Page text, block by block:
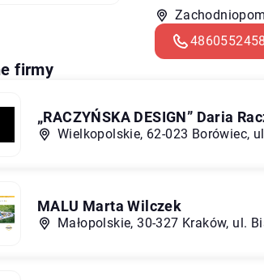
firmy
„RACZYŃSKA DESIGN” Daria
Wielkopolskie, 62-023 Borówiec,
MALU Marta Wilczek
Małopolskie, 30-327 Kraków, ul.